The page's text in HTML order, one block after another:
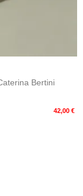
Bertini
42,00 €